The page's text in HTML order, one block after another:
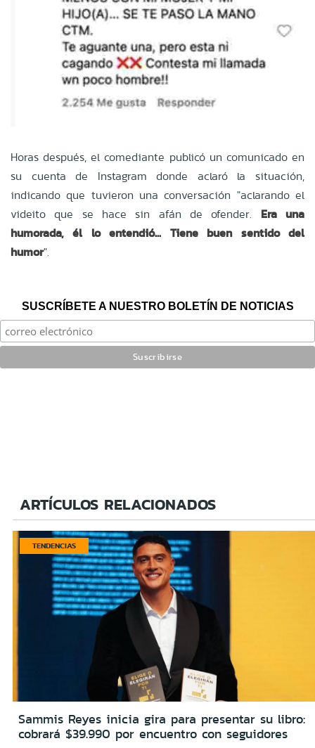
Horas después, el comediante publicó un comunicado en
su cuenta de Instagram donde aclaró la situación,
indicando que tuvieron una conversación "aclarando el
videito que se hace sin afán de ofender. Era una
humorada, él lo entendió... Tiene buen sentido del
humor".
SUSCRÍBETE A NUESTRO BOLETÍN DE NOTICIAS
ARTÍCULOS RELACIONADOS
TENDENCIAS
Sammis Reyes inicia gira para presentar su libro:
cobrará $39.990 por encuentro con seguidores